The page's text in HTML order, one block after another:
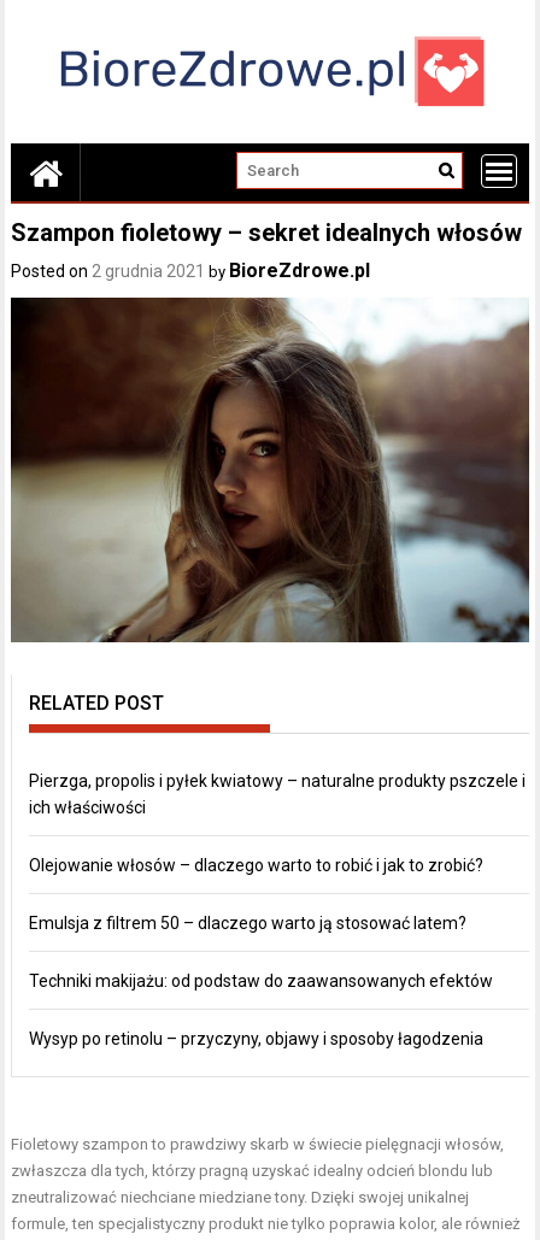
Szampon fioletowy – sekret idealnych włosów
Posted on 2 grudnia 2021 by BioreZdrowe.pl
RELATED POST
Pierzga, propolis i pyłek kwiatowy – naturalne produkty pszczele i
ich właściwości
Olejowanie włosów – dlaczego warto to robić i jak to zrobić?
Emulsja z filtrem 50 – dlaczego warto ją stosować latem?
Techniki makijażu: od podstaw do zaawansowanych efektów
Wysyp po retinolu – przyczyny, objawy i sposoby łagodzenia
Fioletowy szampon to prawdziwy skarb w świecie pielęgnacji włosów,
zwłaszcza dla tych, którzy pragną uzyskać idealny odcień blondu lub
zneutralizować niechciane miedziane tony. Dzięki swojej unikalnej
formule, ten specjalistyczny produkt nie tylko poprawia kolor, ale również